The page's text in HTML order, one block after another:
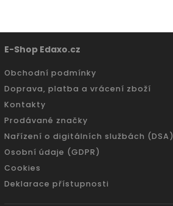
E-Shop Edaxo.cz
Obchodní podmínky
Doprava, platba a vrácení zboží
Kontakty
Prodávané značky
Nařízení o digitálních službách (DSA)
Osobní údaje (GDPR)
Cookies
Deklarace přístupnosti